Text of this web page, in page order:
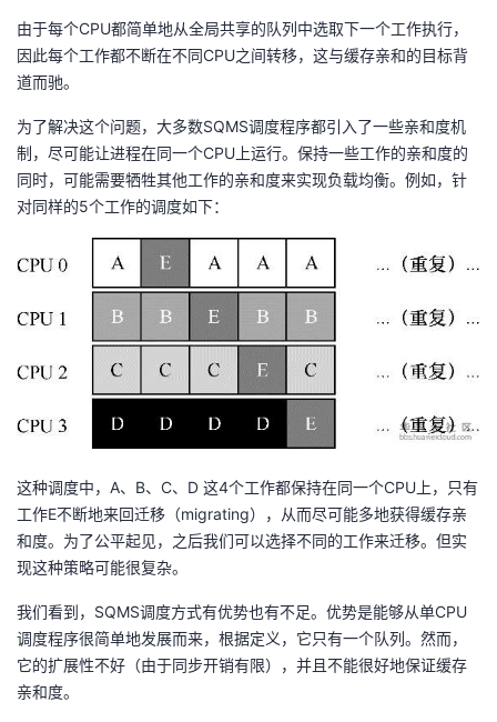
由于每个CPU都简单地从全局共享的队列中选取下一个工作执行，
因此每个工作都不断在不同CPU之间转移，这与缓存亲和的目标背
道而驰。
为了解决这个问题，大多数SQMS调度程序都引入了一些亲和度机
制，尽可能让进程在同一个CPU上运行。保持一些工作的亲和度的
同时，可能需要牺牲其他工作的亲和度来实现负载均衡。例如，针
对同样的5个工作的调度如下：
这种调度中，A、B、C、D 这4个工作都保持在同一个CPU上，只有
工作E不断地来回迁移（migrating），从而尽可能多地获得缓存亲
和度。为了公平起见，之后我们可以选择不同的工作来迁移。但实
现这种策略可能很复杂。
我们看到，SQMS调度方式有优势也有不足。优势是能够从单CPU
调度程序很简单地发展而来，根据定义，它只有一个队列。然而，
它的扩展性不好（由于同步开销有限），并且不能很好地保证缓存
亲和度。